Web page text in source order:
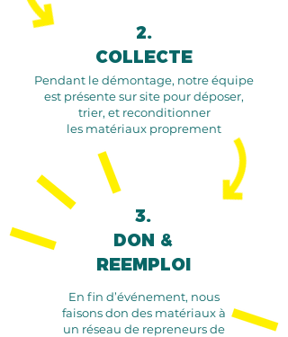
2.
COLLECTE
Pendant le démontage, notre équipe
est présente sur site pour déposer,
trier, et reconditionner
les matériaux proprement
3.
DON &
REEMPLOI
En fin d’événement, nous
faisons don des matériaux à
un réseau de repreneurs de